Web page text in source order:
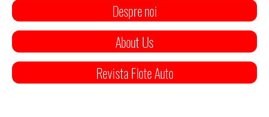
Despre noi
About Us
Revista Flote Auto